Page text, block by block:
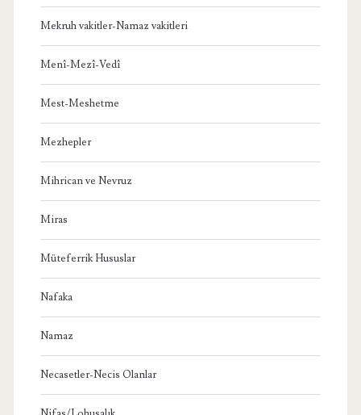
Mekruh vakitler-Namaz vakitleri
Menî-Mezî-Vedî
Mest-Meshetme
Mezhepler
Mihrican ve Nevruz
Miras
Müteferrik Hususlar
Nafaka
Namaz
Necasetler-Necis Olanlar